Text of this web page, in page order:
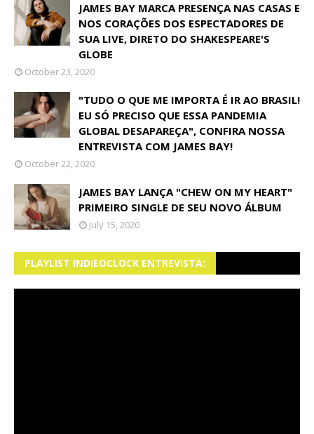
JAMES BAY MARCA PRESENÇA NAS CASAS E
NOS CORAÇÕES DOS ESPECTADORES DE
SUA LIVE, DIRETO DO SHAKESPEARE'S
GLOBE
October 23, 2020
"TUDO O QUE ME IMPORTA É IR AO BRASIL!
EU SÓ PRECISO QUE ESSA PANDEMIA
GLOBAL DESAPAREÇA", CONFIRA NOSSA
ENTREVISTA COM JAMES BAY!
October 22, 2020
JAMES BAY LANÇA "CHEW ON MY HEART"
PRIMEIRO SINGLE DE SEU NOVO ÁLBUM
July 15, 2020
PLAYLIST INDIEOCLOCK ENTREVISTA: